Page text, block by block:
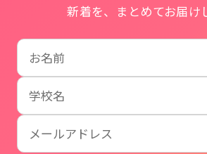
新着を、まとめてお届け
お名前
学校名
メールアドレス